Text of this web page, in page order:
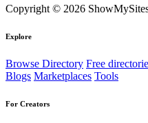
Copyright © 2026
Explore
Browse Directory Free
Blogs Marketplaces Tools
For Creators